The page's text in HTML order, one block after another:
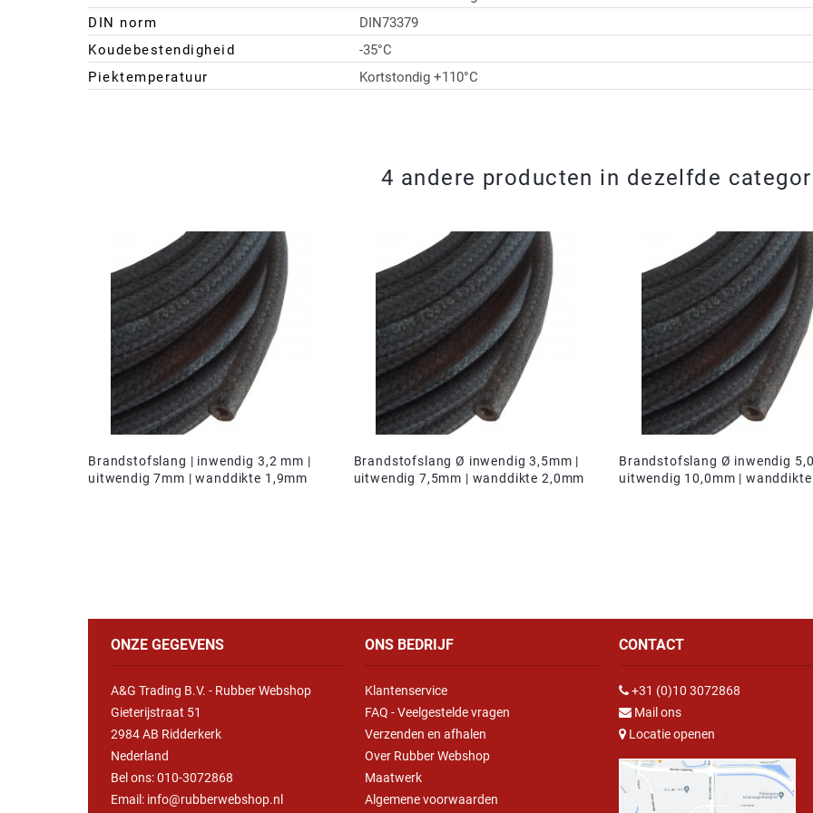
DIN norm
DIN73379
Koudebestendigheid
-35°C
Piektemperatuur
Kortstondig +110°C
4 andere producten in dezelfde
Brandstofslang | inwendig 3,2 mm |
uitwendig 7mm | wanddikte 1,9mm
Brandstofslang Ø inwendig 3,5mm |
uitwendig 7,5mm | wanddikte 2,0mm
Brandstofslang Ø inwendig
uitwendig 10,0mm |
ONZE GEGEVENS
A&G Trading B.V. - Rubber Webshop
Gieterijstraat 51
2984 AB Ridderkerk
Nederland
Bel ons:010-3072868
Email: info@rubberwebshop.nl
ONS BEDRIJF
Klantenservice
FAQ - Veelgestelde vragen
Verzenden en afhalen
Over Rubber Webshop
Maatwerk
Algemene voorwaarden
CONTACT
+31 (0)10 3072868
Mail ons
Locatie openen